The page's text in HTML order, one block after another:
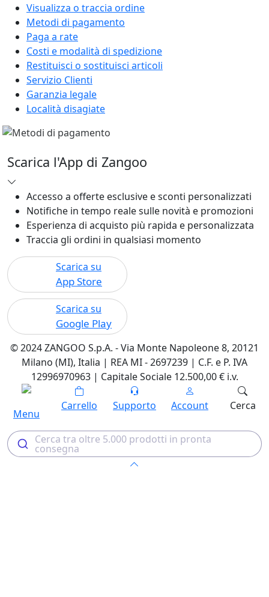
Visualizza o traccia ordine
Metodi di pagamento
Paga a rate
Costi e modalità di spedizione
Restituisci o sostituisci articoli
Servizio Clienti
Garanzia legale
Località disagiate
Scarica l'App di Zangoo
Accesso a offerte esclusive e sconti personalizzati
Notifiche in tempo reale sulle novità e promozioni
Esperienza di acquisto più rapida e personalizzata
Traccia gli ordini in qualsiasi momento
Scarica su
App Store
Scarica su
Google Play
© 2024 ZANGOO S.p.A. - Via Monte Napoleone 8, 20121
Milano (MI), Italia | REA MI - 2697239 | C.F. e P. IVA
12996970963 | Capitale Sociale 12.500,00 € i.v.
Menu
Carrello Supporto Account Cerca
Cerca tra oltre 5.000 prodotti in pronta
consegna